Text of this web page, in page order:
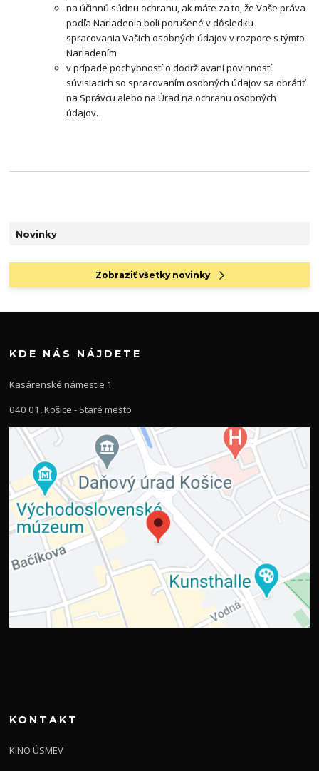
Novinky
Zobraziť všetky novinky
na účinnú súdnu ochranu, ak máte za to, že Vaše práva
podľa Nariadenia boli porušené v dôsledku
spracovania Vašich osobných údajov v rozpore s týmto
Nariadením
v prípade pochybností o dodržiavaní povinností
súvisiacich so spracovaním osobných údajov sa obrátiť
na Správcu alebo na Úrad na ochranu osobných
údajov.
KDE NÁS NÁJDETE
Kasárenské námestie 1
040 01, Košice - Staré mesto
KONTAKT
KINO ÚSMEV